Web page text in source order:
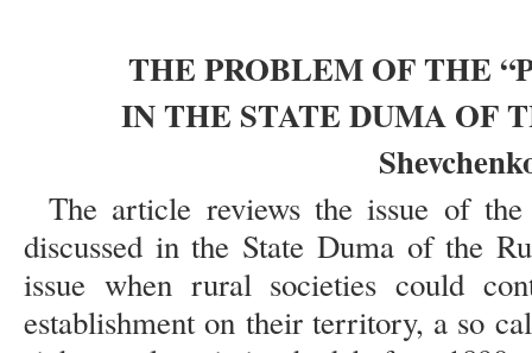
THE PROBLEM OF THE
IN THE STATE DUMA OF
The article reviews the issue of
discussed in the State Duma of the
issue when rural societies could
establishment on their territory, a so